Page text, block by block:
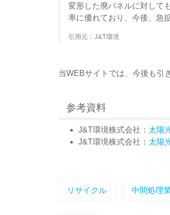
変形した廃パネルに対して
率に優れており、今後、急
引用元：J&T環境
当WEBサイトでは、今後も引
参考資料
J&T環境株式会社： 太陽
J&T環境株式会社： 太陽
リサイクル 中間処理